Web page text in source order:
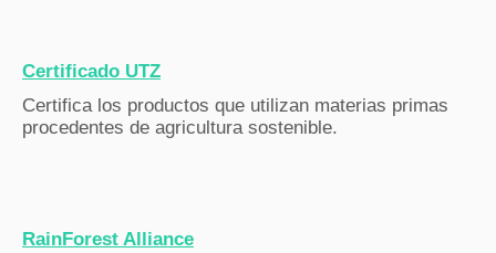
Certificado UTZ
Certifica los productos que utilizan materias primas
procedentes de agricultura sostenible.
RainForest Alliance